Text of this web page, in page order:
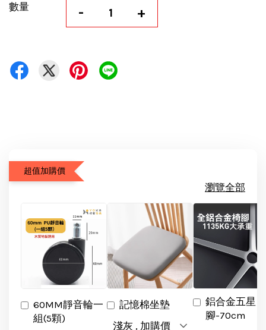
數量 - +
超值加購價
瀏覽全部
60MM靜音輪一
組(5顆)
記憶棉坐墊
鋁合金五星
腳-70cm